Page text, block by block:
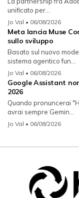
unificato per...
Jo Val • 06/08/2026
Meta lancia Muse
sullo sviluppo
Basato sul nuovo
sistema agentico fun...
Jo Val • 06/08/2026
Google Assistant
2026
Quando pronuncerai
avrai sempre Gemin...
Jo Val • 06/08/2026